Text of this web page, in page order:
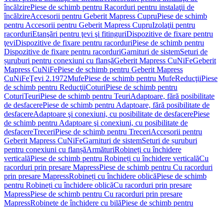
încălzirePiese de schimb pentru Racorduri pentru instalaţii de
încălzireAccesorii pentru Geberit Mapress CupruPiese de schimb
pentru Accesorii pentru Geberit Mapress CupruIzolaţii pentru
racorduriEtanşări pentru ţevi şi fitinguriDispozitive de fixare pentru
ţeviDispozitive de fixare pentru racorduriPiese de schimb pentru
Dispozitive de fixare pentru racorduriGarnituri de sistemSeturi de
șuruburi pentru conexiuni cu flanșăGeberit Mapress CuNiFeGeberit
Mapress CuNiFePiese de schimb pentru Geberit Mapress
CuNiFeŢevi 2.1972MufePiese de schimb pentru MufeReducţiiPiese
de schimb pentru ReducţiiCoturiPiese de schimb pentru
CoturiTeuriPiese de schimb pentru TeuriAdaptoare, fără posibilitate
de desfacerePiese de schimb pentru Adaptoare, fără posibilitate de
desfacereAdaptoare şi conexiuni, cu posibilitate de desfacerePiese
de schimb pentru Adaptoare şi conexiuni, cu posibilitate de
desfacereTreceriPiese de schimb pentru TreceriAccesorii pentru
Geberit Mapress CuNiFeGarnituri de sistemSeturi de șuruburi
pentru conexiuni cu flanșăArmăturiRobineți cu închidere
verticalăPiese de schimb pentru Robineți cu închidere verticalăCu
racorduri prin presare MapressPiese de schimb pentru Cu racorduri
prin presare MapressRobineți cu închidere oblicăPiese de schimb
pentru Robineți cu închidere oblicăCu racorduri prin presare
MapressPiese de schimb pentru Cu racorduri prin presare
MapressRobinete de închidere cu bilăPiese de schimb pentru